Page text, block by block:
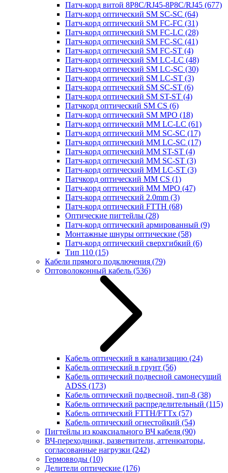
Патч-корд витой 8P8C/RJ45-8P8C/RJ45 (677)
Патч-корд оптический SM SC-SC (64)
Патч-корд оптический SM FC-FC (31)
Патч-корд оптический SM FC-LC (28)
Патч-корд оптический SM FC-SC (41)
Патч-корд оптический SM FC-ST (4)
Патч-корд оптический SM LC-LC (48)
Патч-корд оптический SM LC-SC (30)
Патч-корд оптический SM LC-ST (3)
Патч-корд оптический SM SC-ST (6)
Патч-корд оптический SM ST-ST (4)
Патчкорд оптический SM CS (6)
Патч-корд оптический SM MPO (18)
Патч-корд оптический MM LC-LC (61)
Патч-корд оптический MM SC-SC (17)
Патч-корд оптический MM LC-SC (17)
Патч-корд оптический MM ST-ST (4)
Патч-корд оптический MM SC-ST (3)
Патч-корд оптический MM LC-ST (3)
Патчкорд оптический MM CS (1)
Патч-корд оптический MM MPO (47)
Патч-корд оптический 2.0mm (3)
Патч-корд оптический FTTH (68)
Оптические пигтейлы (28)
Патч-корд оптический армированный (9)
Монтажные шнуры оптические (58)
Патч-корд оптический сверхгибкий (6)
Тип 110 (15)
Кабели прямого подключения (79)
Оптоволоконный кабель (536)
Кабель оптический в канализацию (24)
Кабель оптический в грунт (56)
Кабель оптический подвесной самонесущий
ADSS (173)
Кабель оптический подвесной, тип-8 (38)
Кабель оптический распределительный (115)
Кабель оптический FTTH/FTTx (57)
Кабель оптический огнестойкий (54)
Пигтейлы из коаксиального ВЧ кабеля (90)
ВЧ-переходники, разветвители, аттенюаторы,
согласованные нагрузки (242)
Гермовводы (10)
Делители оптические (176)